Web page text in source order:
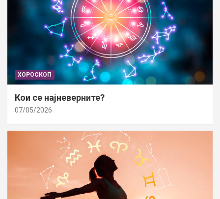
ХОРОСКОП
Кои се најневерните?
07/05/2026